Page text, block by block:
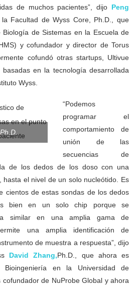
de muchos pacientes”, dijo Peng
Facultad de Wyss Core, Ph.D., que
de Sistemas en la Escuela de
y cofundador y director de Torus
cofundó otras startups, Ultivue
en la tecnología desarrollada
Wyss.
Ph.D.
“Podemos
programar el
comportamiento de
unión de las
secuencias de
de los dedos de los doso con una
hasta el nivel de un solo nucleótido. Es
cientos de estas sondas de los dedos
bien en un solo chip porque se
similar en una amplia gama de
una amplia identificación de
de muestra a respuesta”, dijo
David Zhang,Ph.D., que ahora es
Bioingeniería en la Universidad de
de NuProbe Global y ahora